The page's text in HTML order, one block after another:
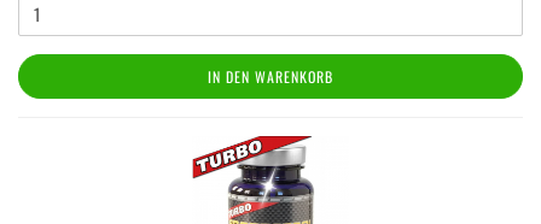
IN DEN WARENKORB